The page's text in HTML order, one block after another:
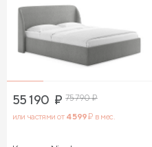
55 190 ₽ 75 790₽
или частями от 4 599₽ в мес.